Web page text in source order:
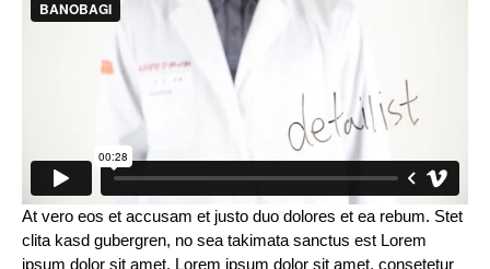
At vero eos et accusam et justo duo dolores et ea rebum. Stet
clita kasd gubergren, no sea takimata sanctus est Lorem
ipsum dolor sit amet. Lorem ipsum dolor sit amet, consetetur